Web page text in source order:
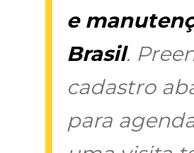
e
Brasil.
cadastro
para